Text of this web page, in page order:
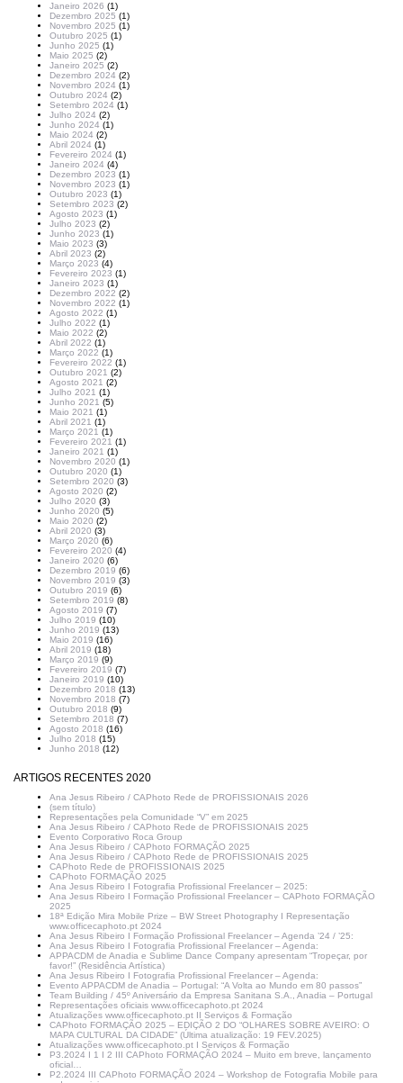
Janeiro 2026 (1)
Dezembro 2025 (1)
Novembro 2025 (1)
Outubro 2025 (1)
Junho 2025 (1)
Maio 2025 (2)
Janeiro 2025 (2)
Dezembro 2024 (2)
Novembro 2024 (1)
Outubro 2024 (2)
Setembro 2024 (1)
Julho 2024 (2)
Junho 2024 (1)
Maio 2024 (2)
Abril 2024 (1)
Fevereiro 2024 (1)
Janeiro 2024 (4)
Dezembro 2023 (1)
Novembro 2023 (1)
Outubro 2023 (1)
Setembro 2023 (2)
Agosto 2023 (1)
Julho 2023 (2)
Junho 2023 (1)
Maio 2023 (3)
Abril 2023 (2)
Março 2023 (4)
Fevereiro 2023 (1)
Janeiro 2023 (1)
Dezembro 2022 (2)
Novembro 2022 (1)
Agosto 2022 (1)
Julho 2022 (1)
Maio 2022 (2)
Abril 2022 (1)
Março 2022 (1)
Fevereiro 2022 (1)
Outubro 2021 (2)
Agosto 2021 (2)
Julho 2021 (1)
Junho 2021 (5)
Maio 2021 (1)
Abril 2021 (1)
Março 2021 (1)
Fevereiro 2021 (1)
Janeiro 2021 (1)
Novembro 2020 (1)
Outubro 2020 (1)
Setembro 2020 (3)
Agosto 2020 (2)
Julho 2020 (3)
Junho 2020 (5)
Maio 2020 (2)
Abril 2020 (3)
Março 2020 (6)
Fevereiro 2020 (4)
Janeiro 2020 (6)
Dezembro 2019 (6)
Novembro 2019 (3)
Outubro 2019 (6)
Setembro 2019 (8)
Agosto 2019 (7)
Julho 2019 (10)
Junho 2019 (13)
Maio 2019 (16)
Abril 2019 (18)
Março 2019 (9)
Fevereiro 2019 (7)
Janeiro 2019 (10)
Dezembro 2018 (13)
Novembro 2018 (7)
Outubro 2018 (9)
Setembro 2018 (7)
Agosto 2018 (16)
Julho 2018 (15)
Junho 2018 (12)
ARTIGOS RECENTES 2020
Ana Jesus Ribeiro / CAPhoto Rede de PROFISSIONAIS 2026
(sem título)
Representações pela Comunidade “V” em 2025
Ana Jesus Ribeiro / CAPhoto Rede de PROFISSIONAIS 2025
Evento Corporativo Roca Group
Ana Jesus Ribeiro / CAPhoto FORMAÇÃO 2025
Ana Jesus Ribeiro / CAPhoto Rede de PROFISSIONAIS 2025
CAPhoto Rede de PROFISSIONAIS 2025
CAPhoto FORMAÇÃO 2025
Ana Jesus Ribeiro I Fotografia Profissional Freelancer – 2025:
Ana Jesus Ribeiro I Formação Profissional Freelancer – CAPhoto FORMAÇÃO
2025
18ª Edição Mira Mobile Prize – BW Street Photography I Representação
www.officecaphoto.pt 2024
Ana Jesus Ribeiro I Formação Profissional Freelancer – Agenda ’24 / ’25:
Ana Jesus Ribeiro I Fotografia Profissional Freelancer – Agenda:
APPACDM de Anadia e Sublime Dance Company apresentam “Tropeçar, por
favor!” (Residência Artística)
Ana Jesus Ribeiro I Fotografia Profissional Freelancer – Agenda:
Evento APPACDM de Anadia – Portugal: “A Volta ao Mundo em 80 passos”
Team Building / 45º Aniversário da Empresa Sanitana S.A., Anadia – Portugal
Representações oficiais www.officecaphoto.pt 2024
Atualizações www.officecaphoto.pt II Serviços & Formação
CAPhoto FORMAÇÃO 2025 – EDIÇÃO 2 DO “OLHARES SOBRE AVEIRO: O
MAPA CULTURAL DA CIDADE” (Última atualização: 19 FEV.2025)
Atualizações www.officecaphoto.pt I Serviços & Formação
P3.2024 I 1 I 2 III CAPhoto FORMAÇÃO 2024 – Muito em breve, lançamento
oficial…
P2.2024 III CAPhoto FORMAÇÃO 2024 – Workshop de Fotografia Mobile para